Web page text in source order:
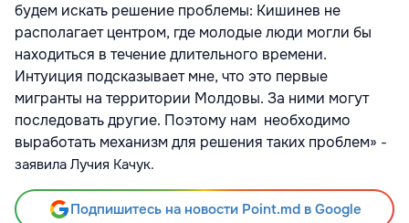
будем искать решение проблемы: Кишинев не
располагает центром, где молодые люди могли бы
находиться в течение длительного времени.
Интуиция подсказывает мне, что это первые
мигранты на территории Молдовы. За ними могут
последовать другие. Поэтому нам необходимо
выработать механизм для решения таких проблем» -
заявила Лучия Качук.
Подпишитесь на новости Point.md в Google